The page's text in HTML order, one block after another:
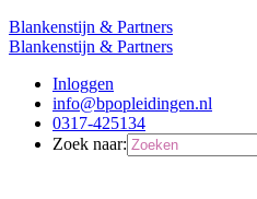
Blankenstijn & Partners
Blankenstijn & Partners
Inloggen
info@bpopleidingen.nl
0317-425134
Zoek naar: